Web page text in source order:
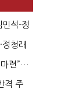
석-정
청래
마련”…
격 주